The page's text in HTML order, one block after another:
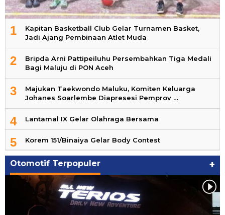
1
Kapitan Basketball Club Gelar Turnamen Basket,
Jadi Ajang Pembinaan Atlet Muda
2
Bripda Arni Pattipeiluhu Persembahkan Tiga Medali
Bagi Maluju di PON Aceh
3
Majukan Taekwondo Maluku, Komiten Keluarga
Johanes Soarlembe Diapresesi Pemprov …
4 Lantamal IX Gelar Olahraga Bersama
5 Korem 151/Binaiya Gelar Body Contest
Otomotif Terpopuler +